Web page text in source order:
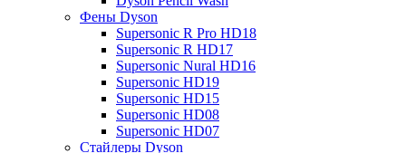
Фены Dyson
Supersonic R Pro HD18
Supersonic R HD17
Supersonic Nural HD16
Supersonic HD19
Supersonic HD15
Supersonic HD08
Supersonic HD07
Стайлеры Dyson